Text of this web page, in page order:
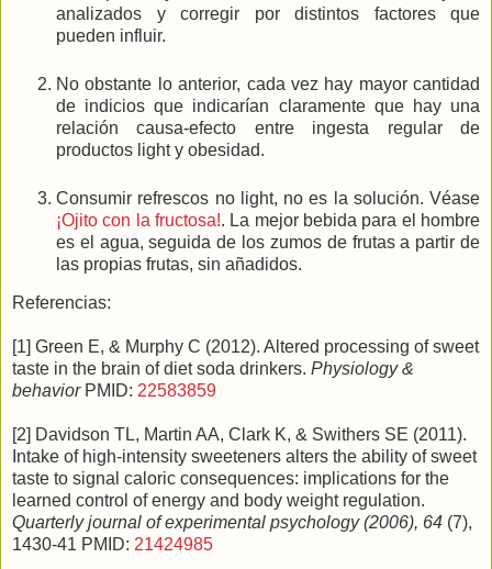
analizados y corregir por distintos factores que
pueden influir.
No obstante lo anterior, cada vez hay mayor cantidad
de indicios que indicarían claramente que hay una
relación causa-efecto entre ingesta regular de
productos light y obesidad.
Consumir refrescos no light, no es la solución. Véase
¡Ojito con la fructosa!. La mejor bebida para el hombre
es el agua, seguida de los zumos de frutas a partir de
las propias frutas, sin añadidos.
Referencias:
[1] Green E, & Murphy C (2012). Altered processing of sweet
taste in the brain of diet soda drinkers. Physiology &
behaviorPMID: 22583859
[2] Davidson TL, Martin AA, Clark K, & Swithers SE (2011).
Intake of high-intensity sweeteners alters the ability of sweet
taste to signal caloric consequences: implications for the
learned control of energy and body weight regulation.
Quarterly journal of experimental psychology (2006), 64 (7),
1430-41 PMID: 21424985